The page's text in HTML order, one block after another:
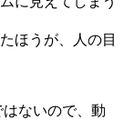
ほうが、人の目
ないので、動